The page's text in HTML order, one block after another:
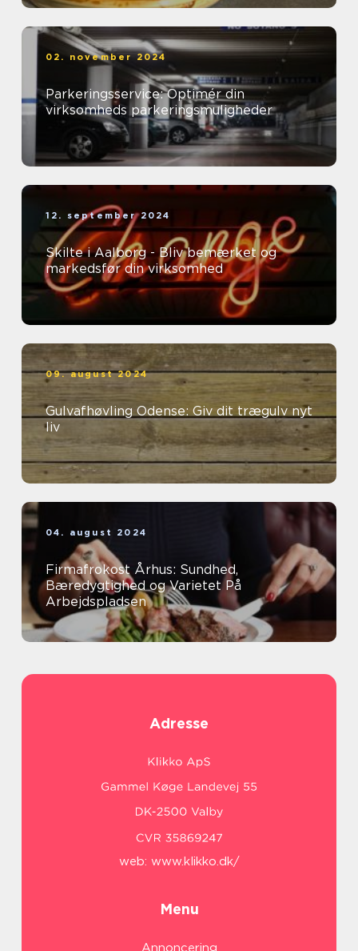
02. november 2024
Parkeringsservice: Optimér din
virksomheds parkeringsmuligheder
12. september 2024
Skilte i Aalborg - Bliv bemærket og
markedsfør din virksomhed
09. august 2024
Gulvafhøvling Odense: Giv dit trægulv nyt
liv
04. august 2024
Firmafrokost Århus: Sundhed,
Bæredygtighed og Varietet På
Arbejdspladsen
Adresse
web: www.klikko.dk/
Menu
Annoncering